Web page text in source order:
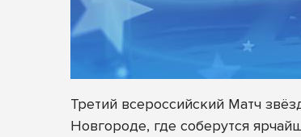
Третий всероссийский Матч
Новгороде, где соберутся